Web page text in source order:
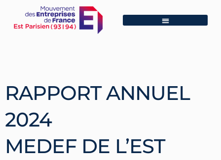
RAPPORT ANNUEL
2024
MEDEF DE L’EST